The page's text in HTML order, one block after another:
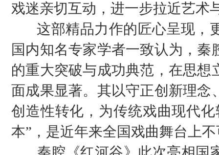
戏迷亲切互动，进一步拉近艺术
这部精品力作的匠心呈现，
国内知名专家学者一致认为，
的重大突破与成功典范，在思
面成果显著。其以守正创新理
创造性转化，为传统戏曲现代
本”，是近年来全国戏曲舞台上